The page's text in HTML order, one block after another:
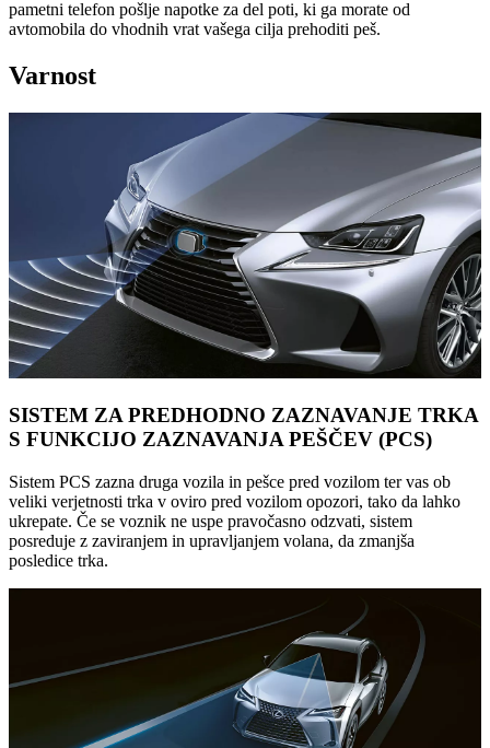
pametni telefon pošlje napotke za del poti, ki ga morate od
avtomobila do vhodnih vrat vašega cilja prehoditi peš.
Varnost
SISTEM ZA PREDHODNO ZAZNAVANJE TRKA
S FUNKCIJO ZAZNAVANJA PEŠČEV (PCS)
Sistem PCS zazna druga vozila in pešce pred vozilom ter vas ob
veliki verjetnosti trka v oviro pred vozilom opozori, tako da lahko
ukrepate. Če se voznik ne uspe pravočasno odzvati, sistem
posreduje z zaviranjem in upravljanjem volana, da zmanjša
posledice trka.